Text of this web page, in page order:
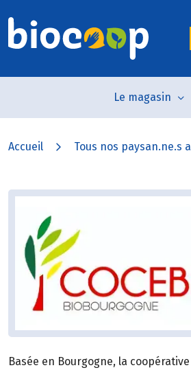
Le magasin
Accueil Tous nos paysan.ne.s
Basée en Bourgogne, la coopérative